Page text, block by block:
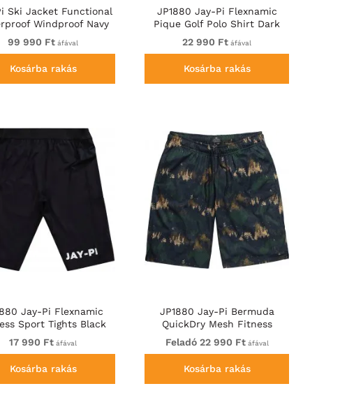
Ski Jacket Functional
Windproof Navy
99 990 Ft áfával
Kosárba rakás
JP1880 Jay-Pi Flexnamic
Pique Golf Polo Shirt Dark
Navy
22 990 Ft áfával
Kosárba rakás
Jay-Pi Flexnamic
Sport Tights Black
17 990 Ft áfával
Kosárba rakás
JP1880 Jay-Pi Bermuda
QuickDry Mesh Fitness
Shorts Khaki
Feladó 22 990 Ftáfával
Kosárba rakás